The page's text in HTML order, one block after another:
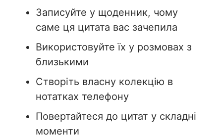
Записуйте у щоденник, чому
саме ця цитата вас зачепила
Використовуйте їх у розмовах з
близькими
Створіть власну колекцію в
нотатках телефону
Повертайтеся до цитат у складні
моменти